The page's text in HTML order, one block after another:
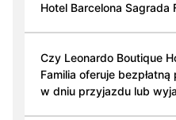
Hotel Barcelona Sagrada
Czy Leonardo Boutique
Familia oferuje
w dniu przyjazdu lub